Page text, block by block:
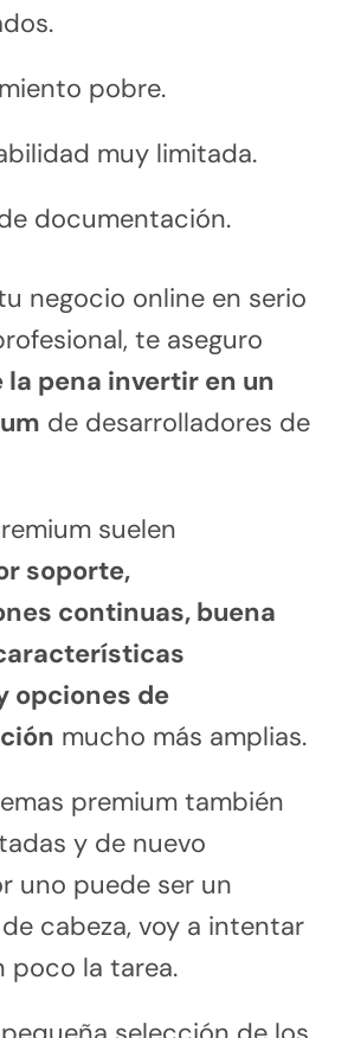
pobre.
muy limitada.
documentación.
negocio online en serio
te aseguro
la pena invertir en un
de desarrolladores de
suelen
soporte,
continuas, buena
opciones de
mucho más amplias.
premium también
y de nuevo
uno puede ser un
cabeza, voy a intentar
poco la tarea.